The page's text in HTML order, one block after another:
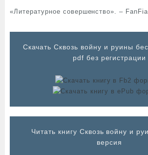
«Литературное совершенство». –
Cкачать Сквозь войну и руины
pdf без регистрации
Читать книгу Сквозь войну и
версия